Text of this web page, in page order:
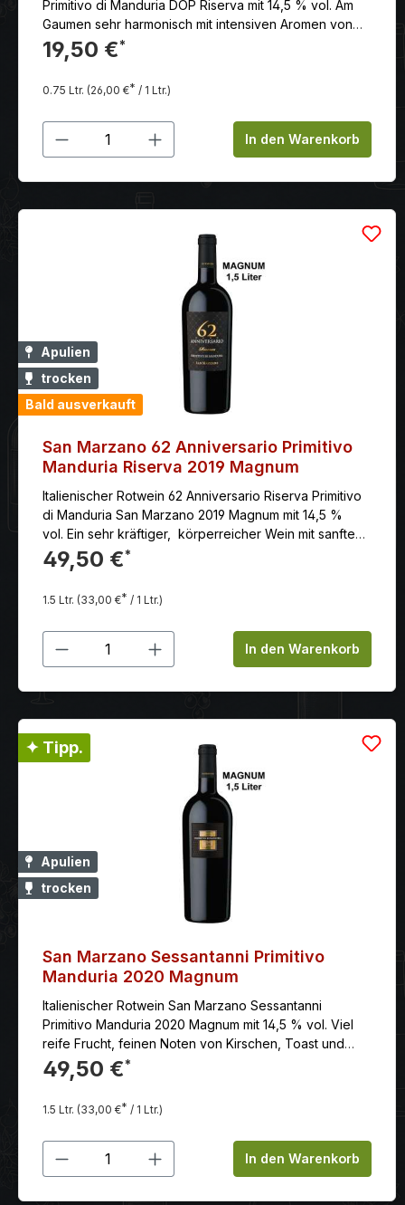
Primitivo di Manduria DOP Riserva mit 14,5 % vol. Am
Gaumen sehr harmonisch mit intensiven Aromen von
Trockenpflaume und Kirschkonfitüre. Anklänge von
Gewürzen und Tabak, Kakao, Kaffee und Vanille
Rumtopf. Ein sehr kräftiger, körperreicher Wein mit
sanftem Tannin und unendlichem Nachhall, sehr
elegant.
19,50 €*
0.75 Ltr. (26,00 €* / 1 Ltr.)
Produkt Anzahl: Gib denIn den Warenkorb
Apulien
trocken
Bald ausverkauft
San Marzano 62 Anniversario Primitivo
Manduria Riserva 2019 Magnum
Italienischer Rotwein 62 Anniversario Riserva Primitivo
di Manduria San Marzano 2019 Magnum mit 14,5 %
vol. Ein sehr kräftiger, körperreicher Wein mit sanftem
Tannin und unendlichem Nachhall. Perfekt zu Rind und
Wild, scharf-pikanten Schmorgerichten und
Blauschimmel-Käse. Serviervorschlag: zu Lammbraten,
Lamm- und Rindersteak, Ochsenschwanz (auch als
kräftigem Eintopf) oder gebratenen Innereien (Leber,
Nieren)
49,50 €*
1.5 Ltr. (33,00 €* / 1 Ltr.)
Produkt Anzahl: Gib denIn den Warenkorb
✦ Tipp.
Apulien
trocken
San Marzano Sessantanni Primitivo
Manduria 2020 Magnum
Italienischer Rotwein San Marzano Sessantanni
Primitivo Manduria 2020 Magnum mit 14,5 % vol. Viel
reife Frucht, feinen Noten von Kirschen, Toast und
Vanille. Die Tannine sind ebenfalls süß und samtig
gereift, das Finale lang, mit schöner Säure- Süße-
Balance und lebhaft kräftigem Nachhall.
49,50 €*
1.5 Ltr. (33,00 €* / 1 Ltr.)
Produkt Anzahl: Gib denIn den Warenkorb